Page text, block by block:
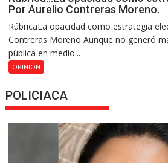
Por Aurelio Contreras Moreno.
RúbricaLa opacidad como estrategia
Contreras Moreno Aunque no generó
pública en medio...
OPINIÓN
POLICIACA